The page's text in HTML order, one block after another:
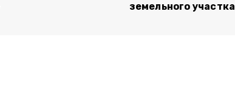
земельного участка